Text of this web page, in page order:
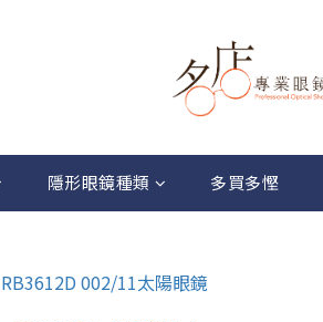
隱形眼鏡種類 多買多慳